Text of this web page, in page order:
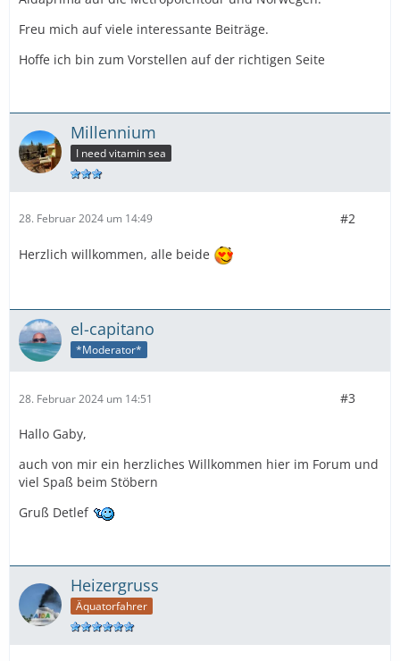
Freu mich auf viele interessante Beiträge.
Hoffe ich bin zum Vorstellen auf der richtigen Seite
Millennium
I need vitamin sea
28. Februar 2024 um 14:49 #2
Herzlich willkommen, alle beide
el-capitano
*Moderator*
28. Februar 2024 um 14:51 #3
Hallo Gaby,
auch von mir ein herzliches Willkommen hier im Forum und
viel Spaß beim Stöbern
Gruß Detlef
Heizergruss
Äquatorfahrer